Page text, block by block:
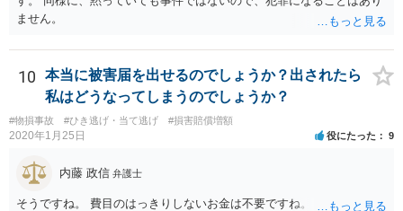
ません。
10
本当に被害届を出せるのでしょうか？出されたら
私はどうなってしまうのでしょうか？
#物損事故 #ひき逃げ・当て逃げ #損害賠償増額
2020年1月25日 役にたった 9
内藤 政信 弁護士
そうですね。 費目のはっきりしないお金は不要ですね。